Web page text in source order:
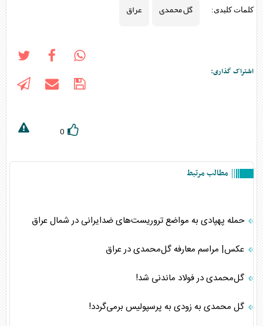
کلمات کلیدی: گل محمدی عراق
اشتراک گذاری:
0
مطالب مرتبط
حمله پهپادی به مواضع تروریست‌های ضدایرانی در شمال عراق
عکس| مراسم معارفه گل‌محمدی در عراق
گل‌محمدی در فولاد ماندنی شد!
گل محمدی به زودی به پرسپولیس برمی‌گردد!